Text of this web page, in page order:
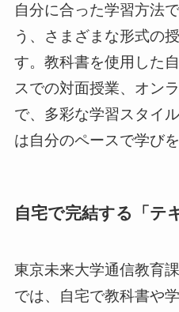
自分に合った学習方法
う、さまざまな形式の
す。教科書を使用した
スでの対面授業、オン
で、多彩な学習スタイ
は自分のペースで学び
自宅で完結する「テ
東京未来大学通信教育
では、自宅で教科書や